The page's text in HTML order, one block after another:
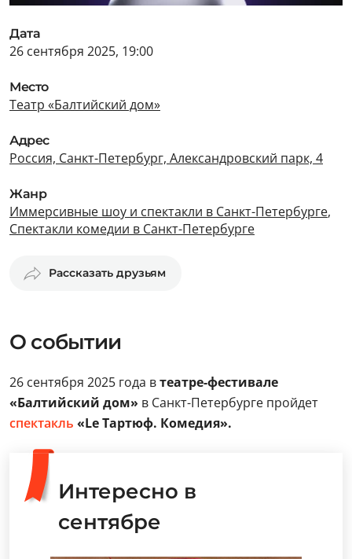
Дата
26 сентября 2025, 19:00
Место
Театр «Балтийский дом»
Адрес
Россия, Санкт-Петербург, Александровский парк, 4
Жанр
Иммерсивные шоу и спектакли в Санкт-Петербурге,
Спектакли комедии в Санкт-Петербурге
Рассказать друзьям
О событии
26 сентября 2025 года втеатре-фестивале
«Балтийский дом» в Санкт-Петербурге пройдет
спектакль «Lе Тартюф. Комедия».
Интересно в
сентябре